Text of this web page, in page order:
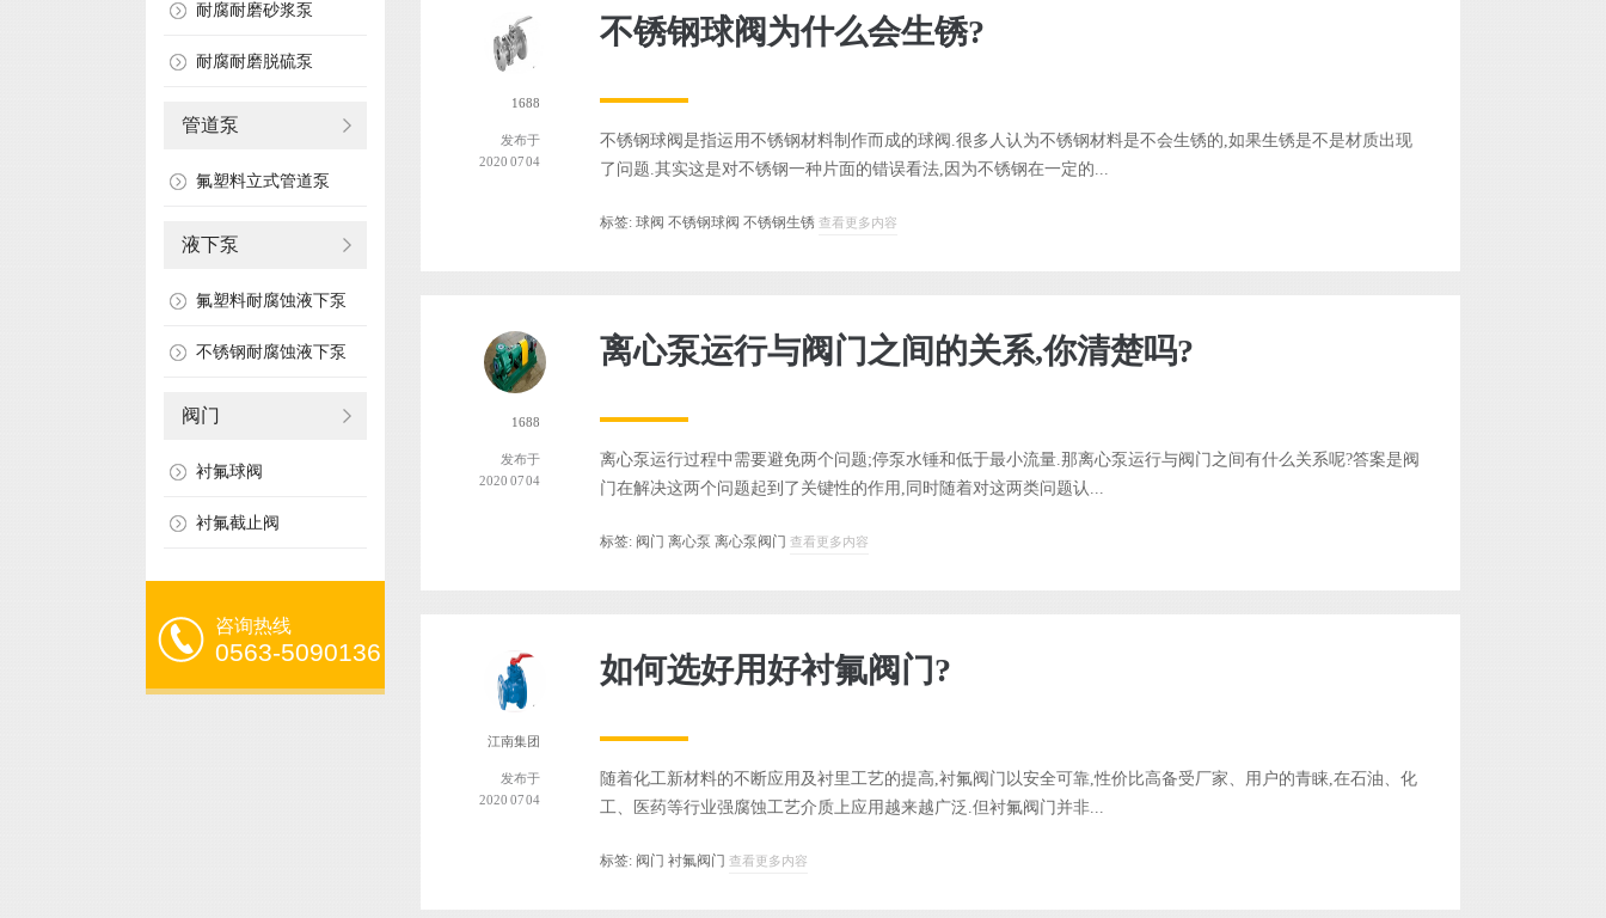
耐腐耐磨砂浆泵
耐腐耐磨脱硫泵
管道泵
氟塑料立式管道泵
液下泵
氟塑料耐腐蚀液下泵
不锈钢耐腐蚀液下泵
阀门
衬氟球阀
衬氟截止阀
咨询热线
0563-5090136
1688
发布于
2020 07 04
不锈钢球阀为什么会生锈?
不锈钢球阀是指运用不锈钢材料制作而成的球阀.很多人认为不锈钢材料是不会生锈的,如果生锈是不是材质出现
了问题.其实这是对不锈钢一种片面的错误看法,因为不锈钢在一定的...
标签: 球阀 不锈钢球阀 不锈钢生锈 查看更多内容
1688
发布于
2020 07 04
离心泵运行与阀门之间的关系,你清楚吗?
离心泵运行过程中需要避免两个问题;停泵水锤和低于最小流量.那离心泵运行与阀门之间有什么关系呢?答案是阀
门在解决这两个问题起到了关键性的作用,同时随着对这两类问题认...
标签: 阀门 离心泵 离心泵阀门 查看更多内容
江南集团
发布于
2020 07 04
如何选好用好衬氟阀门?
随着化工新材料的不断应用及衬里工艺的提高,衬氟阀门以安全可靠,性价比高备受厂家、用户的青睐,在石油、化
工、医药等行业强腐蚀工艺介质上应用越来越广泛.但衬氟阀门并非...
标签: 阀门 衬氟阀门 查看更多内容